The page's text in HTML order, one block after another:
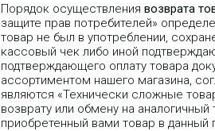
Порядок осуществления возврата
защите прав потребителей»
товар не был в употреблении,
кассовый чек либо иной
подтверждающего оплату товара
ассортиментом нашего магазина,
являются «Технически сложные
возврату или обмену на
приобретенный вами товар в данный